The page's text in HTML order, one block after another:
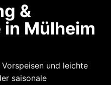
&
Mülheim
und leichte
saisonale